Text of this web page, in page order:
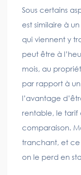
Sous certains
est similaire à
qui viennent y
peut être à
mois, au
par rapport à
l’avantage
rentable, le tarif
comparaison.
tranchant, et ce
on le perd en